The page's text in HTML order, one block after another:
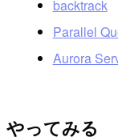
backtrack
Parallel
Aurora
やってみる